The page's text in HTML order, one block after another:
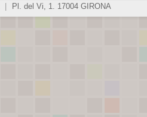
Pl. del Vi, 1. 17004 GIRONA